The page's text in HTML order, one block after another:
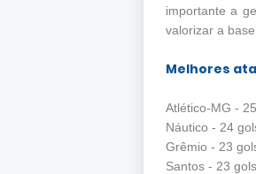
importante a
valorizar a
Melhores
Atlético-MG -
Náutico - 24
Grêmio - 23
Santos - 23